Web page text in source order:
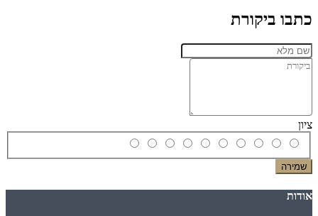
כתבו ביקורת
ציון
שמירה
אודות